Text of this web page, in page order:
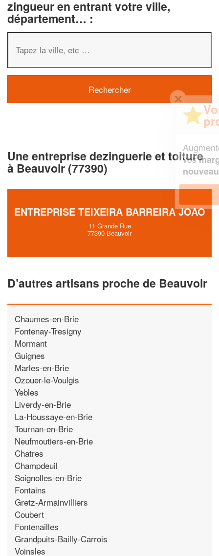
zingueur en entrant votre ville,
département… :
Une entreprise dezinguerie et toiture
à Beauvoir (77390)
ENTREPRISE TEIXEIRA BARREIRA JOAO
11 Grande Rue
77390 Beauvoir
D’autres artisans proche de Beauvoir
Chaumes-en-Brie
Fontenay-Tresigny
Mormant
Guignes
Marles-en-Brie
Ozouer-le-Voulgis
Yebles
Liverdy-en-Brie
La-Houssaye-en-Brie
Tournan-en-Brie
Neufmoutiers-en-Brie
Chatres
Champdeuil
Soignolles-en-Brie
Fontains
Gretz-Armainvilliers
Coubert
Fontenailles
Grandpuits-Bailly-Carrois
Voinsles
✕
Vous êtes un
chiffre d'affaireset
vosmargestout en gagnant de
nouveaux clients